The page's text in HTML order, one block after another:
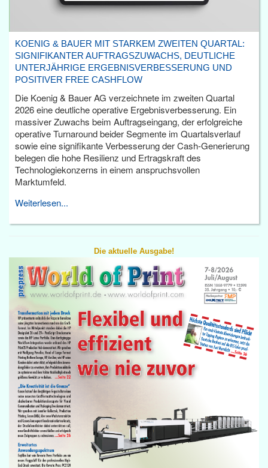
KOENIG & BAUER MIT STARKEM ZWEITEN QUARTAL:
SIGNIFIKANTER AUFTRAGSZUWACHS, DEUTLICHE
UNTERJÄHRIGE ERGEBNISVERBESSERUNG UND
POSITIVER FREE CASHFLOW
Die Koenig & Bauer AG verzeichnete im zweiten Quartal
2026 eine deutliche operative Ergebnisverbesserung. Ein
massiver Zuwachs beim Auftragseingang, der erfolgreiche
operative Turnaround beider Segmente im Quartalsverlauf
sowie eine signifikante Verbesserung der Cash-Generierung
belegen die hohe Resilienz und Ertragskraft des
Technologiekonzerns in einem anspruchsvollen
Marktumfeld.
Weiterlesen...
Die aktuelle Ausgabe!